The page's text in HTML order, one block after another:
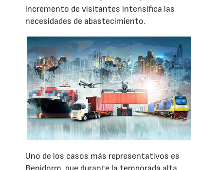
incremento de visitantes intensifica las
necesidades de abastecimiento.
Uno de los casos más representativos es